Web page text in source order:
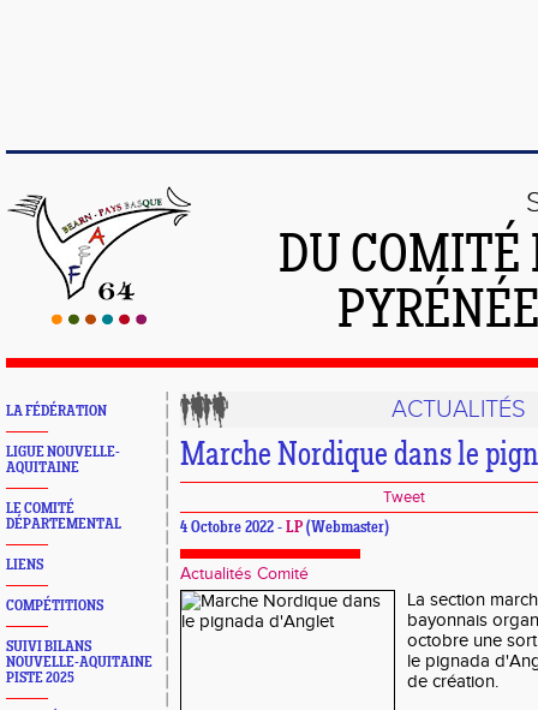
DU
LA FÉDÉRATION
LIGUE NOUVELLE-
AQUITAINE
LE COMITÉ
DÉPARTEMENTAL
LIENS
COMPÉTITIONS
SUIVI BILANS
NOUVELLE-AQUITAINE
PISTE 2025
ACTUALITÉS
Marche Nordique dans le
Tweet
4 Octobre 2022 - LP (Webmaster)
Actualités Comité
La section
bayonnais
octobre une
le pignada
de création.